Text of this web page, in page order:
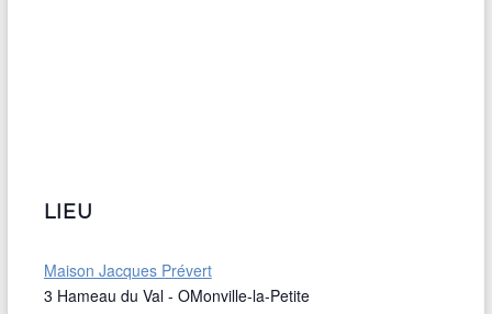
LIEU
Maison Jacques Prévert
3 Hameau du Val - OMonville-la-Petite